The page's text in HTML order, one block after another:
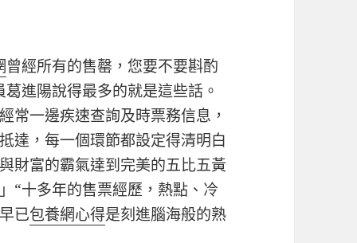
曾經所有的售罄，您要不要斟酌
葛進陽說得最多的就是這些話。
常一邊疾速查詢及時票務信息，
達，每一個環節都設定得清明白
財富的霸氣達到完美的五比五黃
“十多年的售票經歷，熱點、冷
已包養網心得是刻進腦海般的熟